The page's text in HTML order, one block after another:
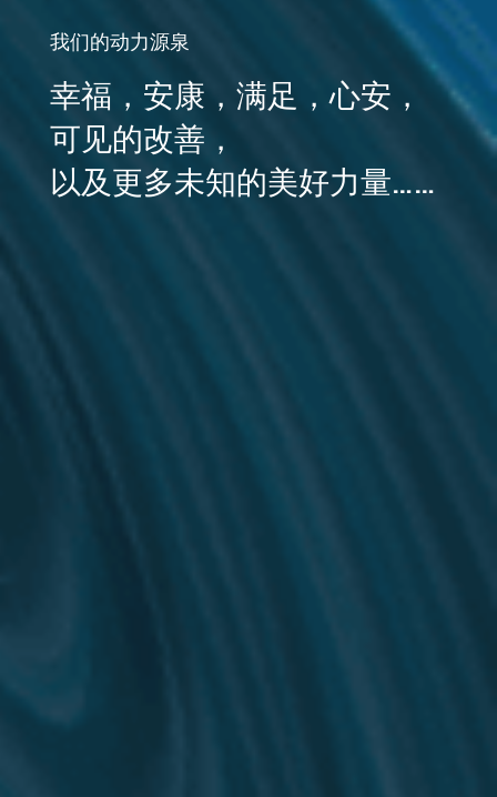
我们的动力源泉
幸福，安康，满足，心安，
可见的改善，
以及更多未知的美好力量……